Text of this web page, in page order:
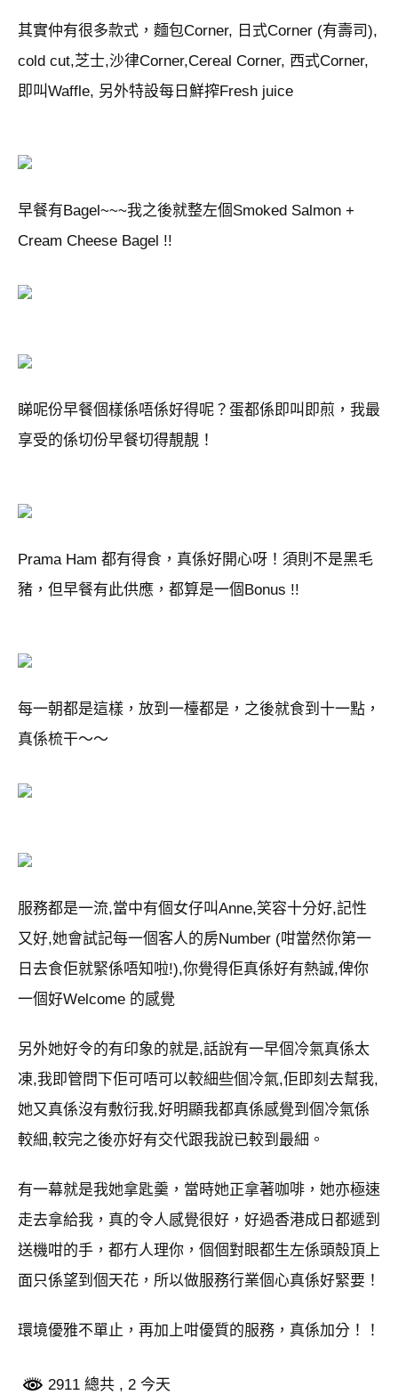
其實仲有很多款式，麵包Corner, 日式Corner (有壽司),
cold cut,芝士,沙律Corner,Cereal Corner, 西式Corner,
即叫Waffle, 另外特設每日鮮搾Fresh juice
早餐有Bagel~~~我之後就整左個Smoked Salmon +
Cream Cheese Bagel !!
睇呢份早餐個樣係唔係好得呢？蛋都係即叫即煎，我最
享受的係切份早餐切得靚靚！
Prama Ham 都有得食，真係好開心呀！須則不是黑毛
豬，但早餐有此供應，都算是一個Bonus !!
每一朝都是這樣，放到一檯都是，之後就食到十一點，
真係梳干～～
服務都是一流,當中有個女仔叫Anne,笑容十分好,記性
又好,她會試記每一個客人的房Number (咁當然你第一
日去食佢就緊係唔知啦!),你覺得佢真係好有熱誠,俾你
一個好Welcome 的感覺
另外她好令的有印象的就是,話說有一早個冷氣真係太
凍,我即管問下佢可唔可以較細些個冷氣,佢即刻去幫我,
她又真係沒有敷衍我,好明顯我都真係感覺到個冷氣係
較細,較完之後亦好有交代跟我說已較到最細。
有一幕就是我她拿匙羹，當時她正拿著咖啡，她亦極速
走去拿給我，真的令人感覺很好，好過香港成日都遞到
送機咁的手，都冇人理你，個個對眼都生左係頭殼頂上
面只係望到個天花，所以做服務行業個心真係好緊要！
環境優雅不單止，再加上咁優質的服務，真係加分！！
2911 總共 , 2 今天